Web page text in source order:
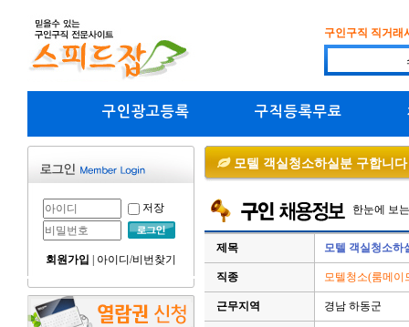
구인구직 직거래
구인광고등록 구직등록무료
저장
회원가입 아이디/비번찾기
모텔 객실청소하실분 구합니다
한눈에 보
제목 모텔 객실청소하
직종 모텔청소(룸메이
근무지역 경남 하동군